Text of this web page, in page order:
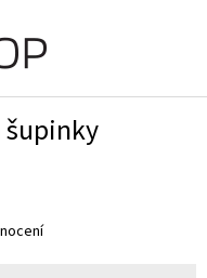
šupinky